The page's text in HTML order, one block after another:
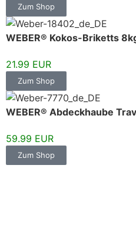
Zum Shop
WEBER® Kokos-Briketts
21.99 EUR
Zum Shop
WEBER® Abdeckhaube
59.99 EUR
Zum Shop